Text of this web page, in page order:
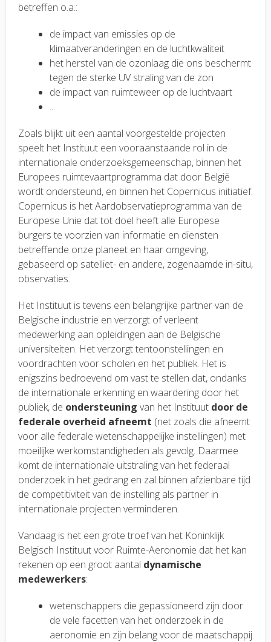
betreffen o.a.:
de impact van emissies op de
klimaatveranderingen en de luchtkwaliteit
het herstel van de ozonlaag die ons beschermt
tegen de sterke UV straling van de zon
de impact van ruimteweer op de luchtvaart
...
Zoals blijkt uit een aantal voorgestelde projecten
speelt het Instituut een vooraanstaande rol in de
internationale onderzoeksgemeenschap, binnen het
Europees ruimtevaartprogramma dat door België
wordt ondersteund, en binnen het Copernicus initiatief.
Copernicus is het Aardobservatieprogramma van de
Europese Unie dat tot doel heeft alle Europese
burgers te voorzien van informatie en diensten
betreffende onze planeet en haar omgeving,
gebaseerd op satelliet- en andere, zogenaamde in-situ,
observaties.
Het Instituut is tevens een belangrijke partner van de
Belgische industrie en verzorgt of verleent
medewerking aan opleidingen aan de Belgische
universiteiten. Het verzorgt tentoonstellingen en
voordrachten voor scholen en het publiek. Het is
enigszins bedroevend om vast te stellen dat, ondanks
de internationale erkenning en waardering door het
publiek, de ondersteuning van het Instituut door de
federale overheid afneemt (net zoals die afneemt
voor alle federale wetenschappelijke instellingen) met
moeilijke werkomstandigheden als gevolg. Daarmee
komt de internationale uitstraling van het federaal
onderzoek in het gedrang en zal binnen afzienbare tijd
de competitiviteit van de instelling als partner in
internationale projecten verminderen.
Vandaag is het een grote troef van het Koninklijk
Belgisch Instituut voor Ruimte-Aeronomie dat het kan
rekenen op een groot aantal dynamische
medewerkers:
wetenschappers die gepassioneerd zijn door
de vele facetten van het onderzoek in de
aeronomie en zijn belang voor de maatschappij